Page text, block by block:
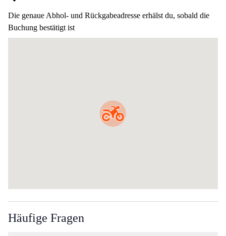
Die genaue Abhol- und Rückgabeadresse erhälst du, sobald die
Buchung bestätigt ist
Häufige Fragen